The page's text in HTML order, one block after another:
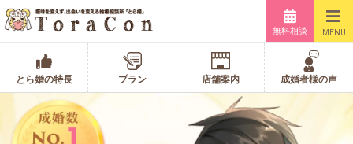
無料相談 MENU
とら婚の特長 プラン 店舗案内 成婚者様の声